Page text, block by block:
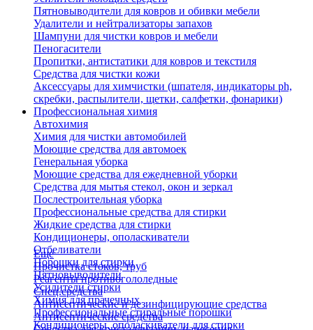
Пятновыводители для ковров и обивки мебели
Удалители и нейтрализаторы запахов
Шампуни для чистки ковров и мебели
Пеногасители
Пропитки, антистатики для ковров и текстиля
Средства для чистки кожи
Аксессуары для химчистки (шпателя, индикаторы ph,
скребки, распылители, щетки, салфетки, фонарики)
Профессиональная химия
Автохимия
Химия для чистки автомобилей
Моющие средства для автомоек
Генеральная уборка
Моющие средства для ежедневной уборки
Средства для мытья стекол, окон и зеркал
Послестроительная уборка
Профессиональные средства для стирки
Жидкие средства для стирки
Кондиционеры, ополаскиватели
Отбеливатели
Порошки для стирки
Пятновыводители
Усилители стирки
Химия для прачечных
Профессиональные стиральные порошки
Кондиционеры, ополаскиватели для стирки
Еще
Прочистка стоков, труб
Реагенты противогололедные
Спец.средства
Антисептические и дезинфицирующие средства
Антисептические средства